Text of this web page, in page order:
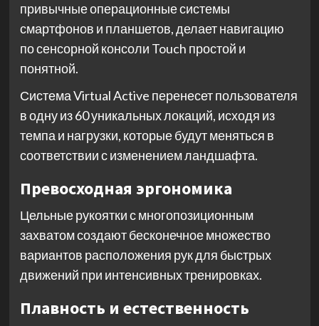
привычные операционные системы
смартфонов и планшетов, делает навигацию
по сенсорной консоли Touch простой и
понятной.
Система Virtual Active перенесет пользователя
в одну из 60 уникальных локаций, исходя из
темпа и нагрузки, которые будут меняться в
соответствии с изменением ландшафта.
Превосходная эргономика
Цельные рукоятки с многопозиционным
захватом создают бесконечное множество
вариантов расположения рук для быстрых
движений при интенсивных тренировках.
Плавность и естественность